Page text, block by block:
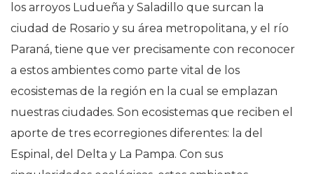
los arroyos Ludueña y Saladillo que surcan la
ciudad de Rosario y su área metropolitana, y el río
Paraná, tiene que ver precisamente con reconocer
a estos ambientes como parte vital de los
ecosistemas de la región en la cual se emplazan
nuestras ciudades. Son ecosistemas que reciben el
aporte de tres ecorregiones diferentes: la del
Espinal, del Delta y La Pampa. Con sus